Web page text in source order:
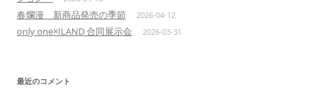
春爛漫 新商品発売の季節 2026-04-12
only one×ILAND 合同展示会 2026-03-31
最近のコメント